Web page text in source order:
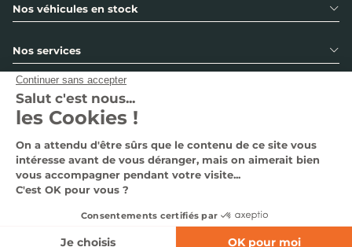
Nous contacter
03 66 06 04 72
Nos véhicules en stock
Nos services
Notre groupe
Suivez-nous
Pages légales